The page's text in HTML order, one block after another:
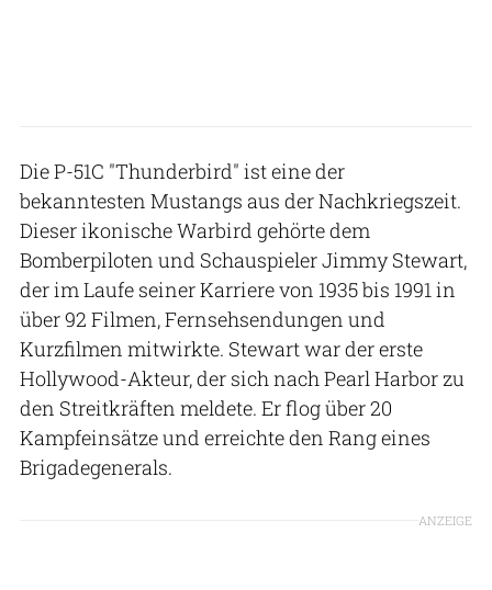
Die P-51C "Thunderbird" ist eine der
bekanntesten Mustangs aus der Nachkriegszeit.
Dieser ikonische Warbird gehörte dem
Bomberpiloten und Schauspieler Jimmy Stewart,
der im Laufe seiner Karriere von 1935 bis 1991 in
über 92 Filmen, Fernsehsendungen und
Kurzfilmen mitwirkte. Stewart war der erste
Hollywood-Akteur, der sich nach Pearl Harbor zu
den Streitkräften meldete. Er flog über 20
Kampfeinsätze und erreichte den Rang eines
Brigadegenerals.
ANZEIGE